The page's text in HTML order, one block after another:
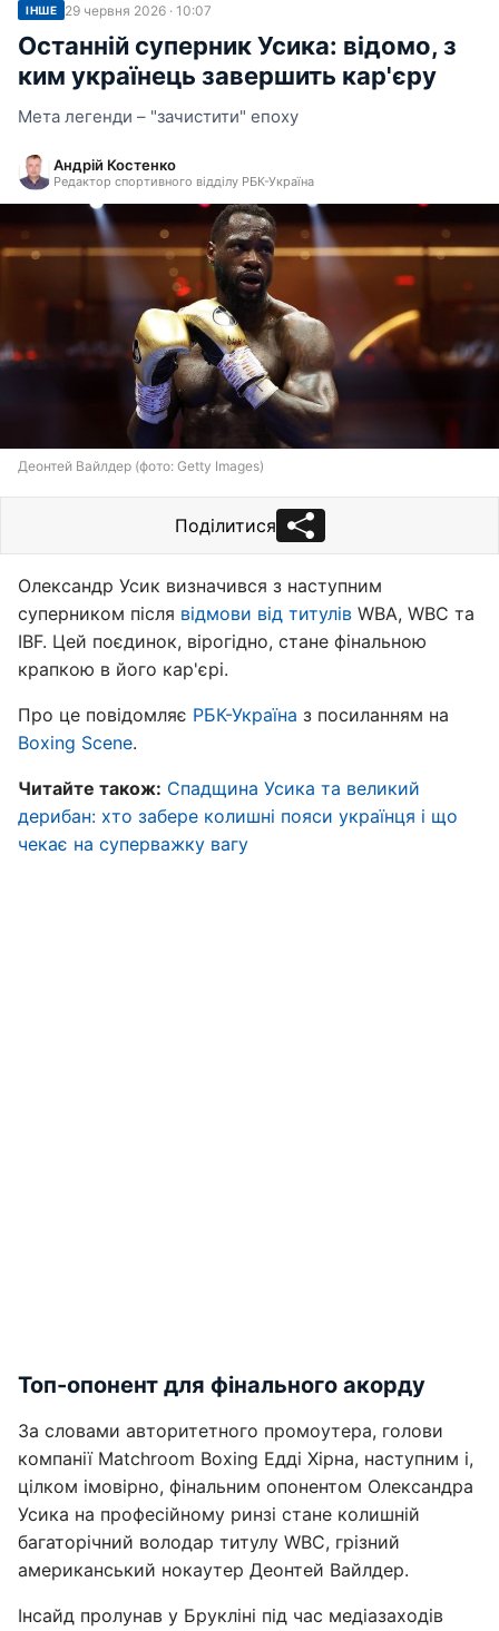
ІНШЕ 29 червня 2026 · 10:07
Останній суперник Усика: відомо, з
ким українець завершить кар'єру
Мета легенди – "зачистити" епоху
Андрій Костенко
Редактор спортивного відділу РБК-Україна
Деонтей Вайлдер (фото: Getty Images)
Поділитися
Олександр Усик визначився з наступним
суперником після відмови від титулів WBA, WBC та
IBF. Цей поєдинок, вірогідно, стане фінальною
крапкою в його кар'єрі.
Про це повідомляє РБК-Україна з посиланням на
Boxing Scene.
Читайте також: Спадщина Усика та великий
дерибан: хто забере колишні пояси українця і що
чекає на суперважку вагу
Топ-опонент для фінального акорду
За словами авторитетного промоутера, голови
компанії Matchroom Boxing Едді Хірна, наступним і,
цілком імовірно, фінальним опонентом Олександра
Усика на професійному ринзі стане колишній
багаторічний володар титулу WBC, грізний
американський нокаутер Деонтей Вайлдер.
Інсайд пролунав у Брукліні під час медіазаходів